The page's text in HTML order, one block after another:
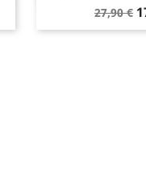
Prix
de
27,90 €